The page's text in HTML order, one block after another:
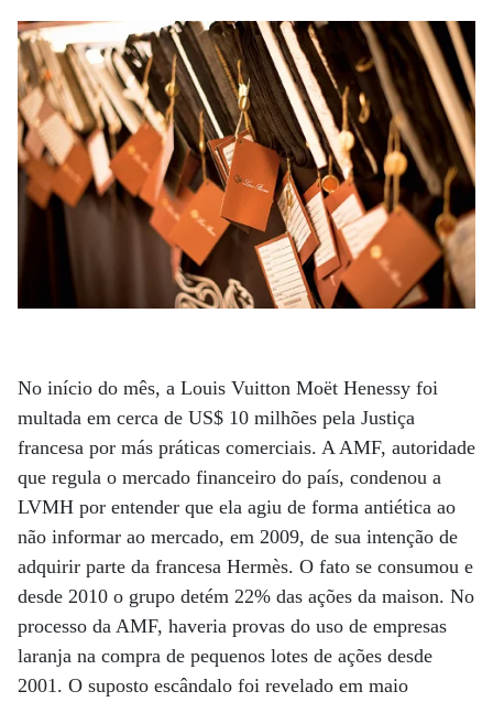
No início do mês, a Louis Vuitton Moët Henessy foi
multada em cerca de US$ 10 milhões pela Justiça
francesa por más práticas comerciais. A AMF, autoridade
que regula o mercado financeiro do país, condenou a
LVMH por entender que ela agiu de forma antiética ao
não informar ao mercado, em 2009, de sua intenção de
adquirir parte da francesa Hermès. O fato se consumou e
desde 2010 o grupo detém 22% das ações da maison. No
processo da AMF, haveria provas do uso de empresas
laranja na compra de pequenos lotes de ações desde
2001. O suposto escândalo foi revelado em maio